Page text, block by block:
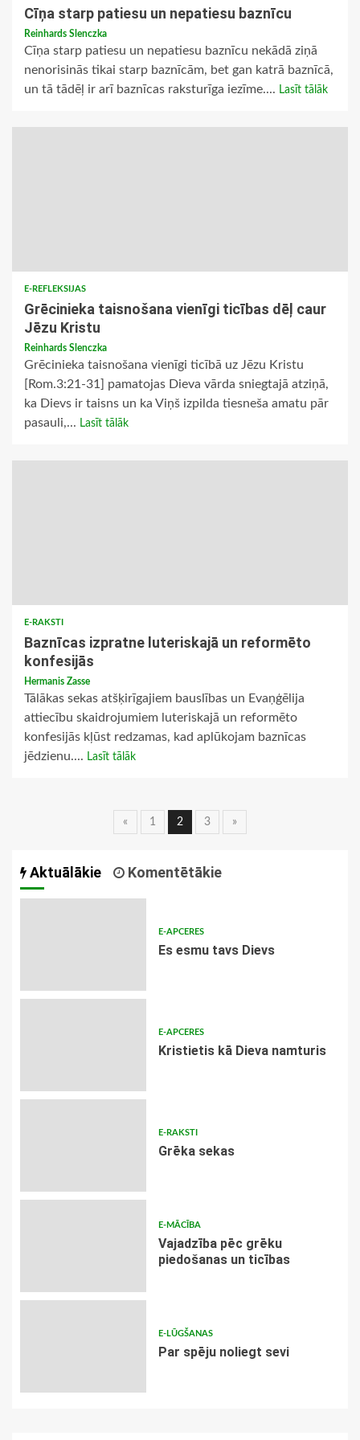
Cīņa starp patiesu un nepatiesu baznīcu
Reinhards Slenczka
Cīņa starp patiesu un nepatiesu baznīcu nekādā ziņā
nenorisinās tikai starp baznīcām, bet gan katrā baznīcā,
un tā tādēļ ir arī baznīcas raksturīga iezīme.... Lasīt tālāk
E-REFLEKSIJAS
Grēcinieka taisnošana vienīgi ticības dēļ caur
Jēzu Kristu
Reinhards Slenczka
Grēcinieka taisnošana vienīgi ticībā uz Jēzu Kristu
[Rom.3:21-31] pamatojas Dieva vārda sniegtajā atziņā,
ka Dievs ir taisns un ka Viņš izpilda tiesneša amatu pār
pasauli,... Lasīt tālāk
E-RAKSTI
Baznīcas izpratne luteriskajā un reformēto
konfesijās
Hermanis Zasse
Tālākas sekas atšķirīgajiem bauslības un Evaņģēlija
attiecību skaidrojumiem luteriskajā un reformēto
konfesijās kļūst redzamas, kad aplūkojam baznīcas
jēdzienu.... Lasīt tālāk
Ziņu
« 1 2 3 »
Aktuālākie Komentētākie
E-APCERES
Es esmu tavs Dievs
E-APCERES
Kristietis kā Dieva namturis
E-RAKSTI
Grēka sekas
E-MĀCĪBA
Vajadzība pēc grēku
piedošanas un ticības
E-LŪGŠANAS
Par spēju noliegt sevi